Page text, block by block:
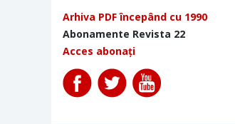
Arhiva PDF începând cu 1990
Abonamente Revista 22
Acces abonați